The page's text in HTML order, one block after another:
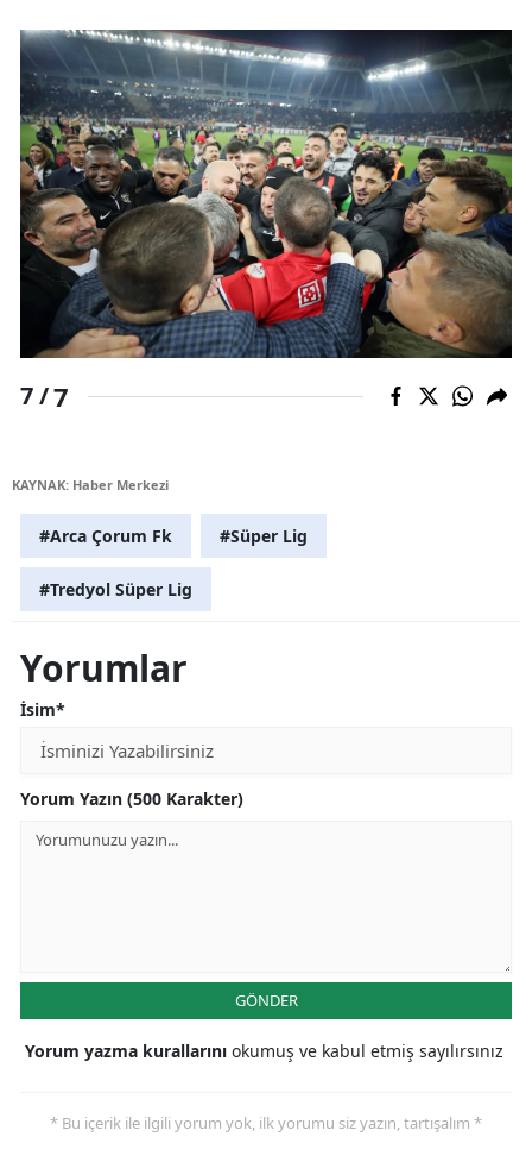
7 /7
KAYNAK: Haber Merkezi
#Arca Çorum Fk #Süper Lig
#Tredyol Süper Lig
Yorumlar
İsim*
Yorum Yazın (500 Karakter)
GÖNDER
Yorum yazma kurallarını okumuş ve kabul etmiş sayılırsınız
* Bu içerik ile ilgili yorum yok, ilk yorumu siz yazın, tartışalım *